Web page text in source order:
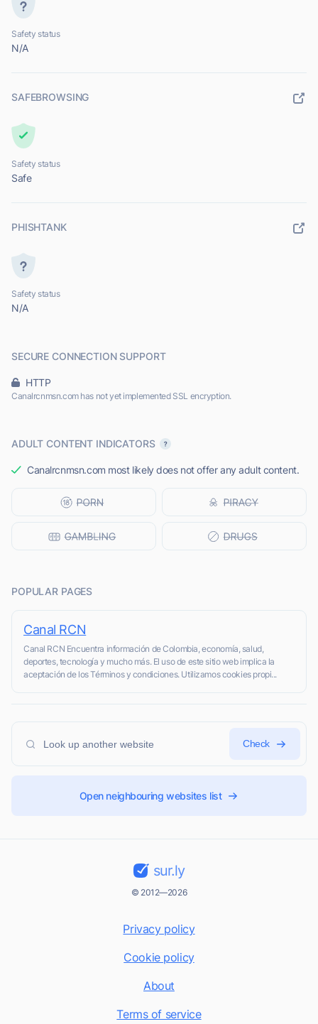
Safety status
N/A
SAFEBROWSING
Safety status
Safe
PHISHTANK
Safety status
N/A
SECURE CONNECTION SUPPORT
HTTP
Canalrcnmsn.com has not yet implemented SSL encryption.
ADULT CONTENT INDICATORS
Canalrcnmsn.com most likely does not offer any adult content.
POPULAR PAGES
Canal RCN
Canal RCN Encuentra información de Colombia, economía, salud,
deportes, tecnología y mucho más. El uso de este sitio web implica la
aceptación de los Términos y condiciones. Utilizamos cookies propi...
Check
Open neighbouring websites list
sur.ly
© 2012—2026
Privacy policy
Cookie policy
About
Terms of service